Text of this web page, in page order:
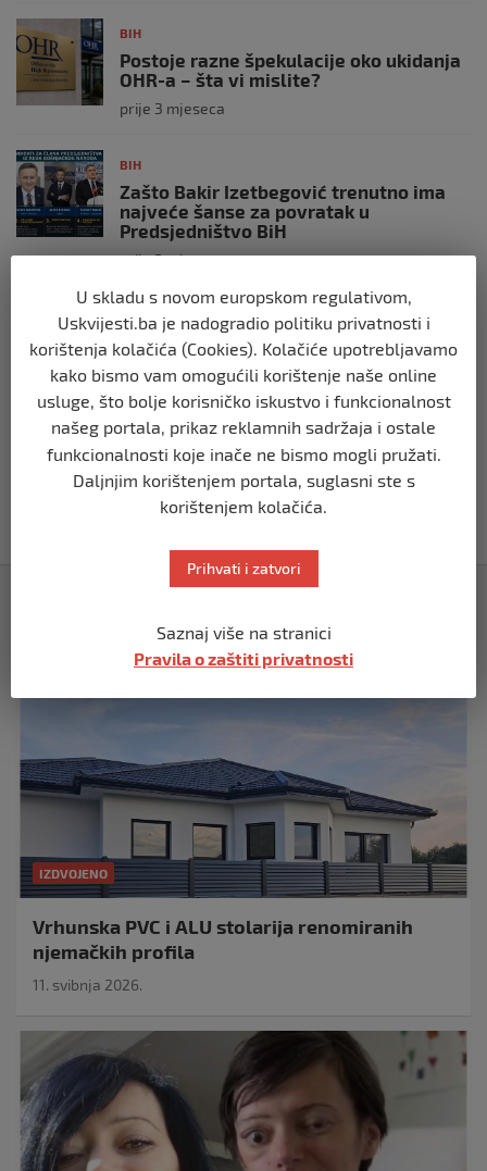
BIH
Postoje razne špekulacije oko ukidanja
OHR-a – šta vi mislite?
prije 3 mjeseca
BIH
Zašto Bakir Izetbegović trenutno ima
najveće šanse za povratak u
Predsjedništvo BiH
prije 3 mjeseca
BIH
Demantij Federalnog ministarstva
unutrašnjih poslova
prije 5 mjeseci
BIH
Akcija SIPA-e: Pretresaju se stambeni i
pomoćni objekti
IZDVOJENO
Vrhunska PVC i ALU stolarija renomiranih
njemačkih profila
11. svibnja 2026.
U skladu s novom europskom regulativom,
Uskvijesti.ba je nadogradio politiku privatnosti i
korištenja kolačića (Cookies). Kolačiće upotrebljavamo
kako bismo vam omogućili korištenje naše online
usluge, što bolje korisničko iskustvo i funkcionalnost
našeg portala, prikaz reklamnih sadržaja i ostale
funkcionalnosti koje inače ne bismo mogli pružati.
Daljnjim korištenjem portala, suglasni ste s
korištenjem kolačića.
Prihvati i zatvori
Saznaj više na stranici
Pravila o zaštiti privatnosti